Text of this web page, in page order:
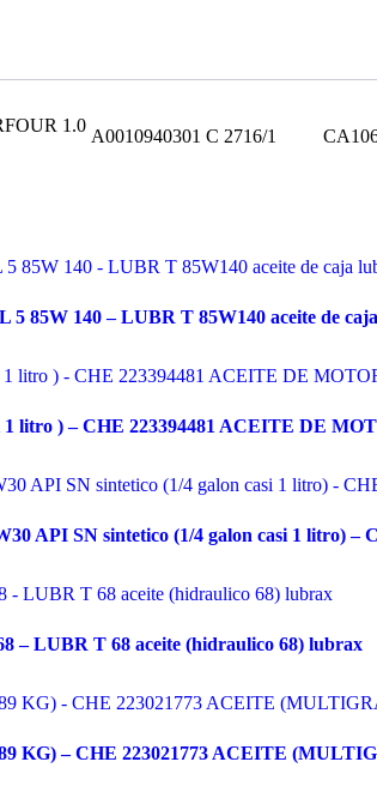
1.0
A0010940301 C 2716/1
85W 140 – LUBR T 85W140 aceite de
litro ) – CHE 223394481 ACEITE DE
SN sintetico (1/4 galon casi 1 litro) –
– LUBR T 68 aceite (hidraulico 68) lubrax
KG) – CHE 223021773 ACEITE